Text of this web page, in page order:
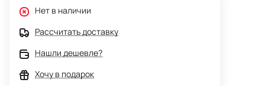
Нет в наличии
Рассчитать доставку
Нашли дешевле?
Хочу в подарок